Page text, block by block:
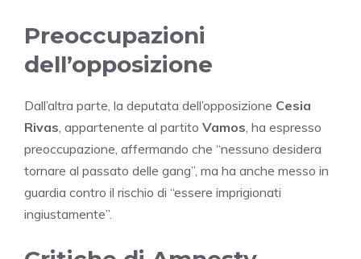
Preoccupazioni
dell’opposizione
Dall’altra parte, la deputata dell’opposizione Cesia
Rivas, appartenente al partito Vamos, ha espresso
preoccupazione, affermando che “nessuno desidera
tornare al passato delle gang”, ma ha anche messo in
guardia contro il rischio di “essere imprigionati
ingiustamente”.